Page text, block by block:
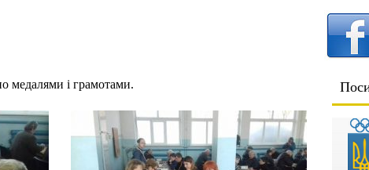
медалями і грамотами.